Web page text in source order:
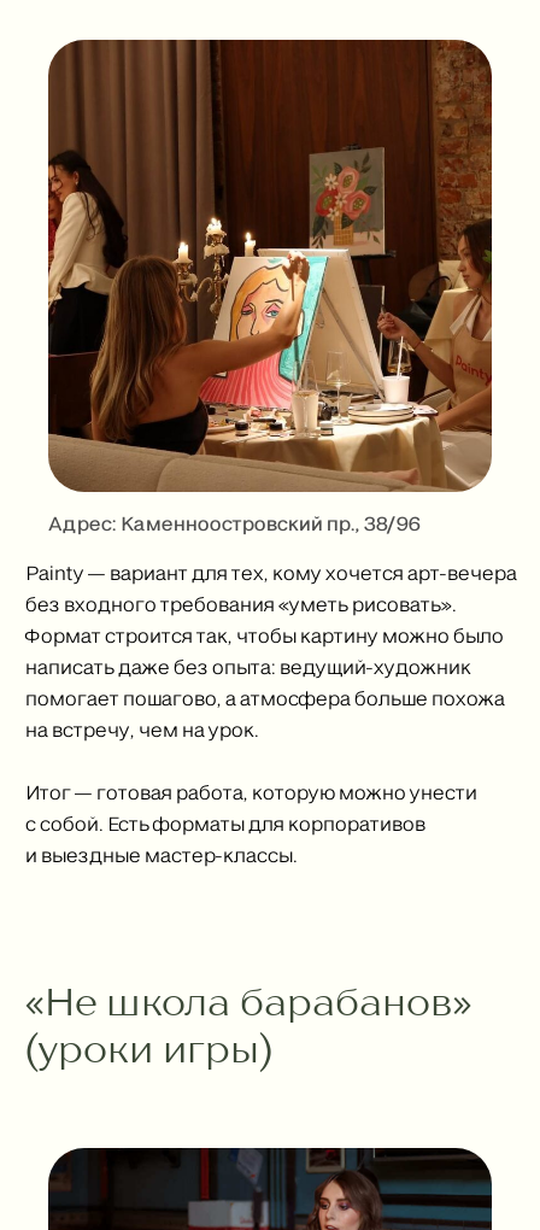
Адрес: Каменноостровский пр., 38/96
Painty — вариант для тех, кому хочется арт-вечера
без входного требования «уметь рисовать».
Формат строится так, чтобы картину можно было
написать даже без опыта: ведущий-художник
помогает пошагово, а атмосфера больше похожа
на встречу, чем на урок.
Итог — готовая работа, которую можно унести
с собой. Есть форматы для корпоративов
и выездные мастер-классы.
«Не школа барабанов»
(уроки игры)